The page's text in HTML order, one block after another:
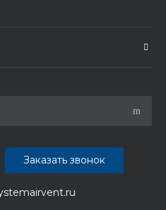
Заказать звонок